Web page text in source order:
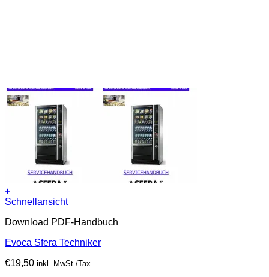
+
Schnellansicht
Download PDF-Handbuch
Evoca Sfera Techniker
€19,50 inkl. MwSt./Tax